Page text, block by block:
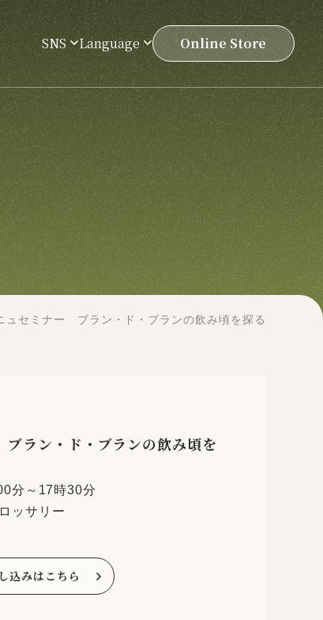
SNS Language
English
Chinese
Online Store
ュセミナー ブラン・ド・ブランの飲み頃を探る
ラン・ド・ブランの飲み頃を
分～17時30分
ッサリー
込みはこちら